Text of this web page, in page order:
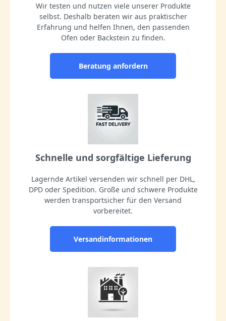
Wir testen und nutzen viele unserer Produkte
selbst. Deshalb beraten wir aus praktischer
Erfahrung und helfen Ihnen, den passenden
Ofen oder Backstein zu finden.
Beratung anfordern
Schnelle und sorgfältige Lieferung
Lagernde Artikel versenden wir schnell per DHL,
DPD oder Spedition. Große und schwere Produkte
werden transportsicher für den Versand
vorbereitet.
Versandinformationen